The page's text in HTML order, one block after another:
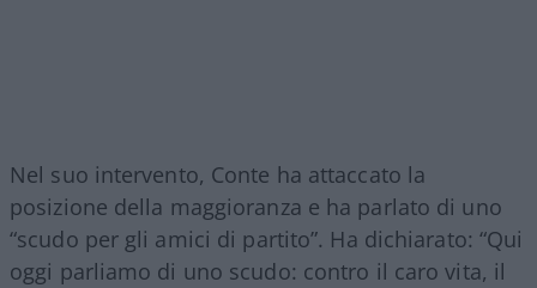
Nel suo intervento, Conte ha attaccato la
posizione della maggioranza e ha parlato di uno
“scudo per gli amici di partito”. Ha dichiarato: “Qui
oggi parliamo di uno scudo: contro il caro vita, il